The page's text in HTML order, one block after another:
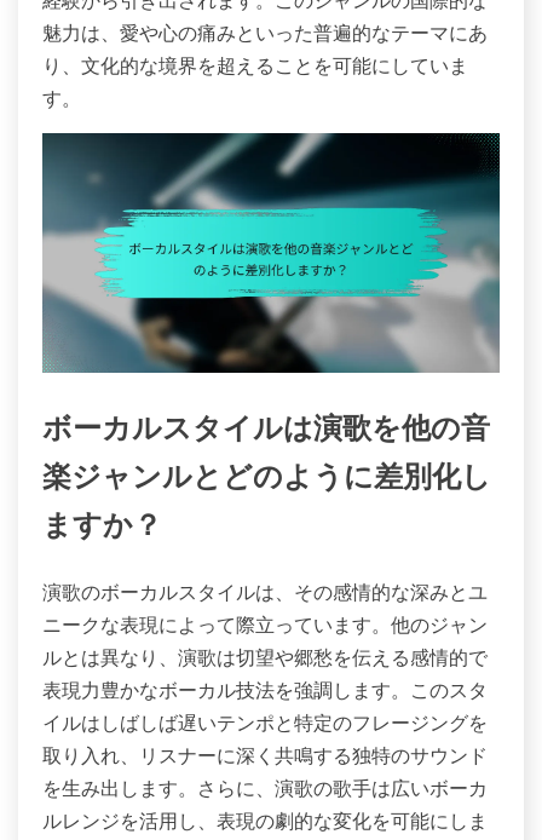
魅力は、愛や心の痛みといった普遍的なテーマにあ
り、文化的な境界を超えることを可能にしていま
す。
ボーカルスタイルは演歌を他の音
楽ジャンルとどのように差別化し
ますか？
演歌のボーカルスタイルは、その感情的な深みとユ
ニークな表現によって際立っています。他のジャン
ルとは異なり、演歌は切望や郷愁を伝える感情的で
表現力豊かなボーカル技法を強調します。このスタ
イルはしばしば遅いテンポと特定のフレージングを
取り入れ、リスナーに深く共鳴する独特のサウンド
を生み出します。さらに、演歌の歌手は広いボーカ
ルレンジを活用し、表現の劇的な変化を可能にしま